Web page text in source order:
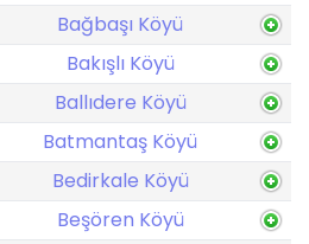
Bağbaşı Köyü
Bakışlı Köyü
Ballıdere Köyü
Batmantaş Köyü
Bedirkale Köyü
Beşören Köyü